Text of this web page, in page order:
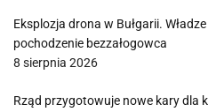
Eksplozja drona w Bułgarii.
pochodzenie bezzałogowca
8 sierpnia 2026
Rząd przygotowuje nowe kary dla